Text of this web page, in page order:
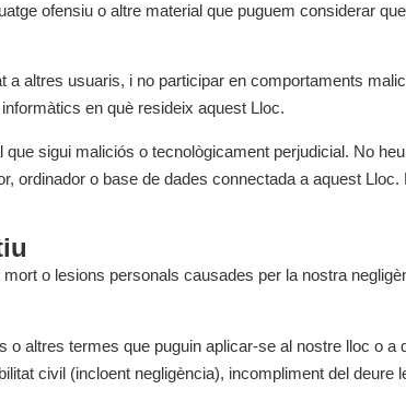
ofensiu o altre material que puguem considerar
altres usuaris, i no participar en comportaments
en què resideix aquest Lloc.
sigui maliciós o tecnològicament perjudicial. No
o base de dades connectada a aquest Lloc.
o lesions personals causades per la nostra
altres termes que puguin aplicar-se al nostre lloc o a
civil (incloent negligència), incompliment del deure